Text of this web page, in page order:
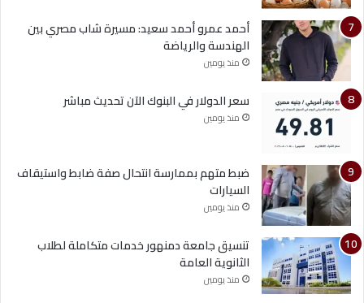
أحمد عمرو أحمد سعيد: مسيرة شاب مصري بين
الهندسة والرياضة
منذ يومين
سعر الدولار في البنوك الآن تحديث مباشر
منذ يومين
ضبط متهم بممارسة انتحال صفة ضابط واستيقاف
السيارات
منذ يومين
تنسيق جامعة دمنهور خدمات متكاملة لطلاب
الثانوية العامة
منذ يومين